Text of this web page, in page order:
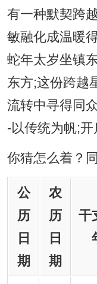
有一种默契跨
敏融化成温暖
蛇年太岁坐镇
东方;这份跨越
流转中寻得同
-以传统为帆;开
你猜怎么着？
公
历
日
期
农
历
日
期
干